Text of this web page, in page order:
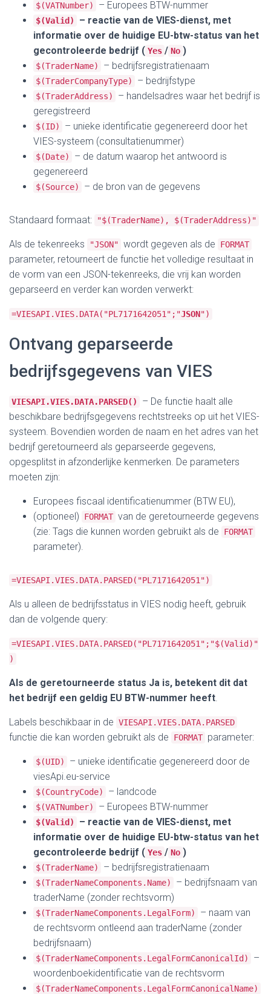
$(VATNumber) – Europees BTW-nummer
$(Valid)
– reactie van de VIES-dienst, met
informatie over de huidige EU-btw-status van het
gecontroleerde bedrijf ( Yes / No )
$(TraderName) – bedrijfsregistratienaam
$(TraderCompanyType) – bedrijfstype
$(TraderAddress)
– handelsadres waar het bedrijf is
geregistreerd
$(ID)
– unieke identificatie gegenereerd door het
VIES-systeem (consultatienummer)
$(Date)
– de datum waarop het antwoord is
gegenereerd
$(Source) – de bron van de gegevens
Standaard formaat: "$(TraderName), $(TraderAddress)"
Als de tekenreeks "JSON" wordt gegeven als de FORMAT
parameter, retourneert de functie het volledige resultaat in
de vorm van een JSON-tekenreeks, die vrij kan worden
geparseerd en verder kan worden verwerkt:
=VIESAPI.VIES.DATA("PL7171642051";"JSON")
Ontvang geparseerde
bedrijfsgegevens van VIES
VIESAPI.VIES.DATA.PARSED()
– De functie haalt alle
beschikbare bedrijfsgegevens rechtstreeks op uit het VIES-
systeem. Bovendien worden de naam en het adres van het
bedrijf geretourneerd als geparseerde gegevens,
opgesplitst in afzonderlijke kenmerken. De parameters
moeten zijn:
Europees fiscaal identificatienummer (BTW EU),
(optioneel)
FORMAT van de geretourneerde gegevens
(zie: Tags die kunnen worden gebruikt als de
FORMAT
parameter).
=VIESAPI.VIES.DATA.PARSED("PL7171642051")
Als u alleen de bedrijfsstatus in VIES nodig heeft, gebruik
dan de volgende query:
=VIESAPI.VIES.DATA.PARSED("PL7171642051";"$(Valid)"
)
Als de geretourneerde status Ja is, betekent dit dat
het bedrijf een geldig EU BTW-nummer heeft.
Labels beschikbaar in de VIESAPI.VIES.DATA.PARSED
functie die kan worden gebruikt als de FORMAT parameter:
$(UID)
– unieke identificatie gegenereerd door de
viesApi.eu-service
$(CountryCode) – landcode
$(VATNumber) – Europees BTW-nummer
$(Valid)
– reactie van de VIES-dienst, met
informatie over de huidige EU-btw-status van het
gecontroleerde bedrijf ( Yes / No )
$(TraderName) – bedrijfsregistratienaam
$(TraderNameComponents.Name)
– bedrijfsnaam van
traderName (zonder rechtsvorm)
$(TraderNameComponents.LegalForm)
– naam van
de rechtsvorm ontleend aan traderName (zonder
bedrijfsnaam)
$(TraderNameComponents.LegalFormCanonicalId)
–
woordenboekidentificatie van de rechtsvorm
$(TraderNameComponents.LegalFormCanonicalName)